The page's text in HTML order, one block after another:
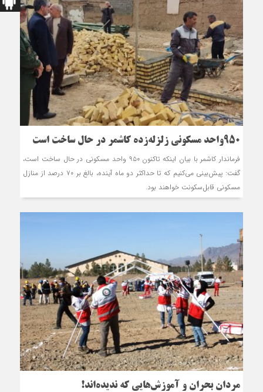
۹۵۰واحد مسکونی زلزله‌زده کاشمر در حال ساخت است
فرماندار کاشمر با بیان اینکه تاکنون ۹۵۰ واحد مسکونی در حال ساخت است،
گفت: پیش‌بینی می‌کنیم که تا حداکثر دو ماه آینده، بالغ بر ۷۰ درصد از منازل
مسکونی قابل‌سکونت خواهند بود.
مردان بحران و آموزش‌هایی که ندیده‌اند!